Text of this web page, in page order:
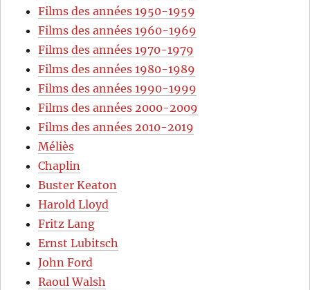
Films des années 1950-1959
Films des années 1960-1969
Films des années 1970-1979
Films des années 1980-1989
Films des années 1990-1999
Films des années 2000-2009
Films des années 2010-2019
Méliès
Chaplin
Buster Keaton
Harold Lloyd
Fritz Lang
Ernst Lubitsch
John Ford
Raoul Walsh